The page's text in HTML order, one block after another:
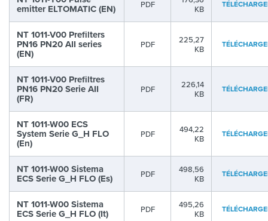
emitter ELTOMATIC (EN) PDF
KB
NT 1011-V00 Prefilters
PN16 PN20 AII series
(EN)
PDF
225,27
KB
NT 1011-V00 Prefiltres
PN16 PN20 Serie AII
(FR)
PDF
226,14
KB
NT 1011-W00 ECS
System Serie G_H FLO
(En)
PDF
494,22
KB
NT 1011-W00 Sistema
ECS Serie G_H FLO (Es) PDF
498,56
KB
NT 1011-W00 Sistema
ECS Serie G_H FLO (It) PDF
495,26
KB